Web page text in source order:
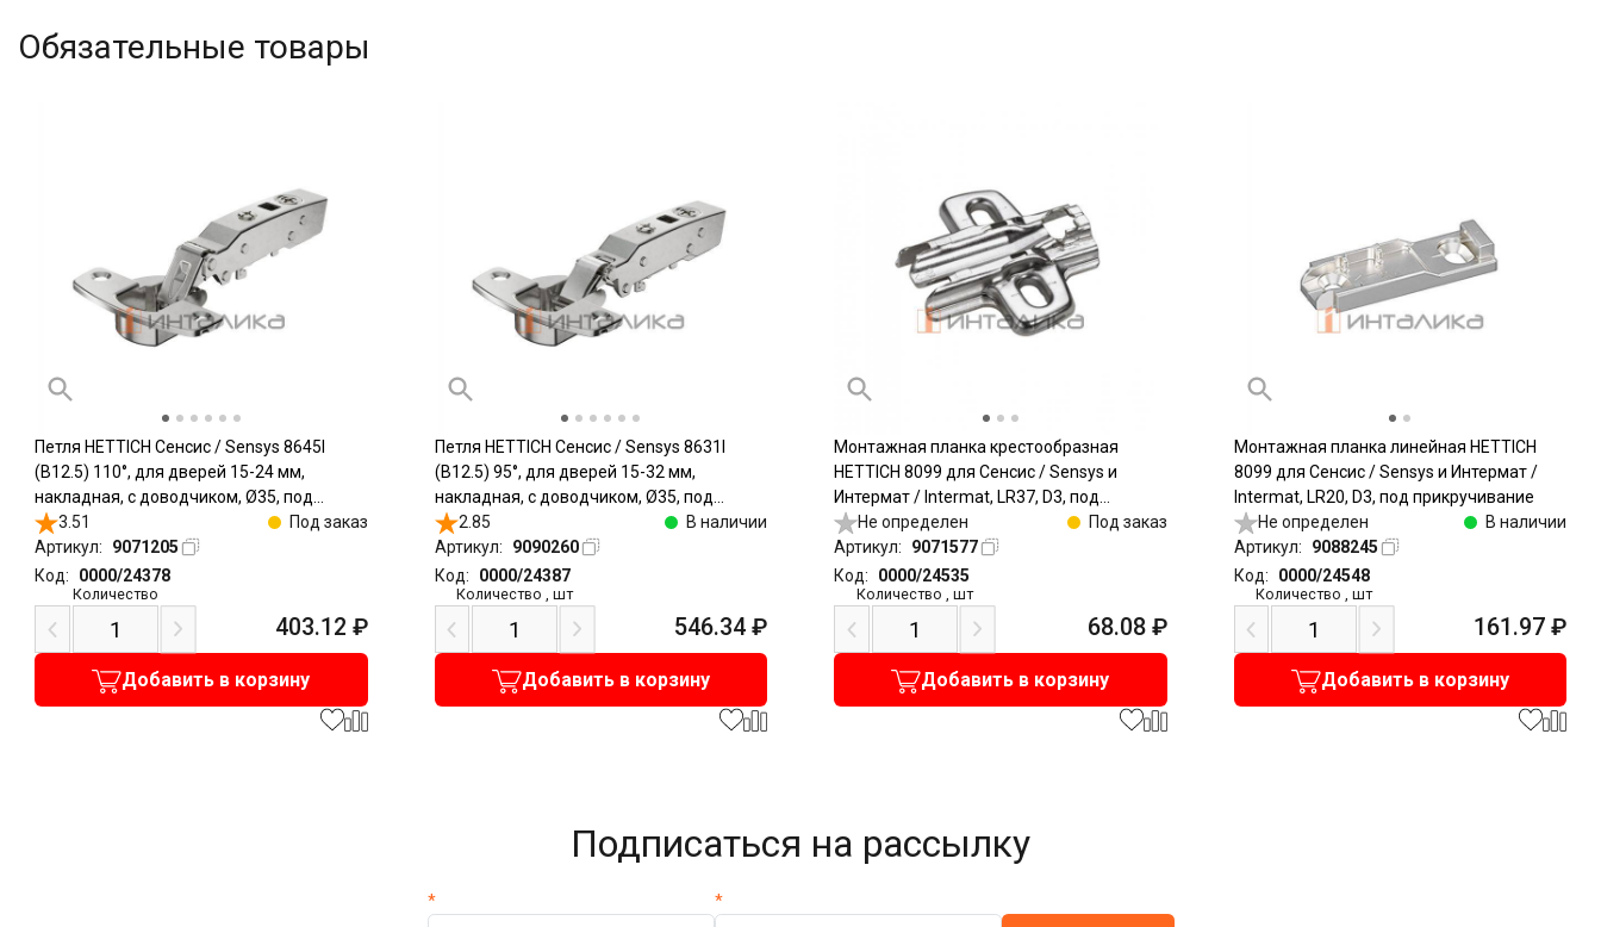
Обязательные товары
Петля HETTICH Сенсис / Sensys 8645I
(B12.5) 110°, для дверей 15-24 мм,
накладная, с доводчиком, Ø35, под
саморезы, никель
3.51
Под заказ
Артикул:
9071205
Код:
0000/24378
Количество
403.12 ₽
Добавить в корзину
Петля HETTICH Сенсис / Sensys 8631I
(B12.5) 95°, для дверей 15-32 мм,
накладная, с доводчиком, Ø35, под
саморезы, никель
2.85
В наличии
Артикул:
9090260
Код:
0000/24387
Количество ,шт
546.34 ₽
Добавить в корзину
Монтажная планка крестообразная
HETTICH 8099 для Сенсис / Sensys и
Интермат / Intermat, LR37, D3, под
прикручивание
Не определен
Под заказ
Артикул:
9071577
Код:
0000/24535
Количество , шт
68.08 ₽
Добавить в корзину
Монтажная планка линейная HETTICH
8099 для Сенсис / Sensys и Интермат /
Intermat, LR20, D3, под прикручивание
Не определен
В наличии
Артикул:
9088245
Код:
0000/24548
Количество ,шт
161.97 ₽
Добавить в корзину
Подписаться на рассылку
* *